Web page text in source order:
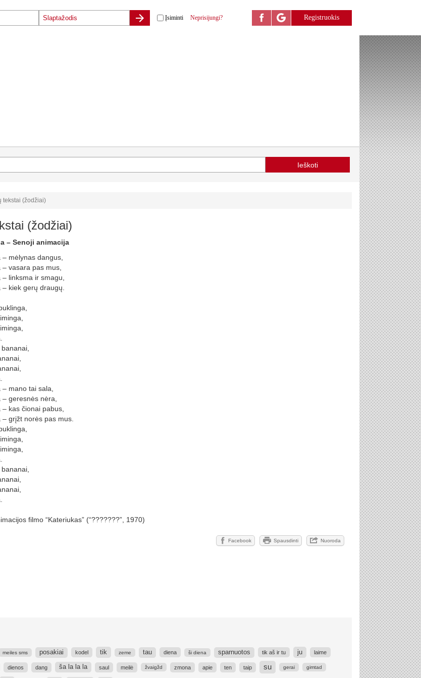
Įsiminti Neprisijungi? Registruokis
tekstai (žodžiai)
(žodžiai)
– Senoji animacija
mėlynas dangus,
vasara pas mus,
linksma ir smagu,
kiek gerų draugų.
mano tai sala,
geresnės nėra,
kas čionai pabus,
grįžt norės pas mus.
filmo “Kateriukas” (“???????”, 1970)
Facebook Spausdinti Nuoroda
meiles sms posakiai kodel tik zeme tau diena ši diena sparnuotos tik aš ir tu ju laime
dienos dang ša la la la saul meilė žvaigžd zmona apie ten taip su gerai gimtad